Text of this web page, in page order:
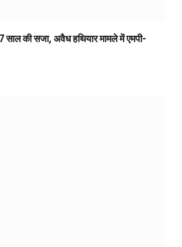
साल की सजा, अवैध हथियार मामले में एमपी-